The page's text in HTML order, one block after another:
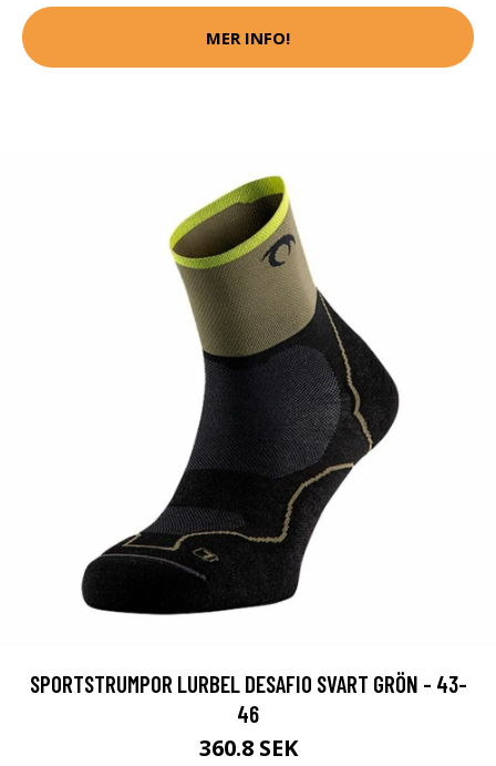
MER INFO!
SPORTSTRUMPOR LURBEL DESAFIO SVART GRÖN - 43-
46
360.8 SEK